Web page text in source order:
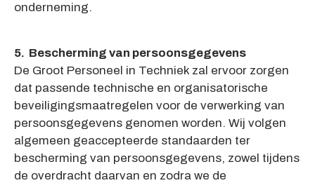
onderneming.
5. Bescherming van persoonsgegevens
De Groot Personeel in Techniek zal ervoor zorgen
dat passende technische en organisatorische
beveiligingsmaatregelen voor de verwerking van
persoonsgegevens genomen worden. Wij volgen
algemeen geaccepteerde standaarden ter
bescherming van persoonsgegevens, zowel tijdens
de overdracht daarvan en zodra we de